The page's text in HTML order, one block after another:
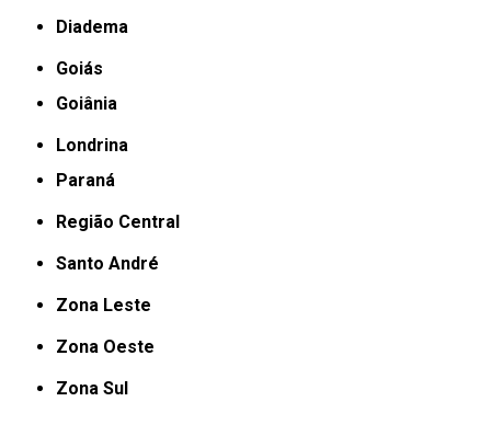
Diadema
Goiás
Goiânia
Londrina
Paraná
Região Central
Santo André
Zona Leste
Zona Oeste
Zona Sul